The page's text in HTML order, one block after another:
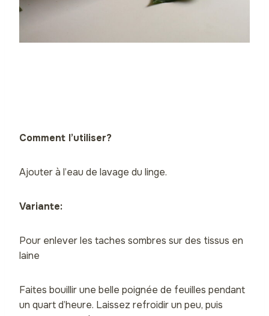
Comment l’utiliser?
Ajouter à l’eau de lavage du linge.
Variante:
Pour enlever les taches sombres sur des tissus en
laine
Faites bouillir une belle poignée de feuilles pendant
un quart d’heure. Laissez refroidir un peu, puis